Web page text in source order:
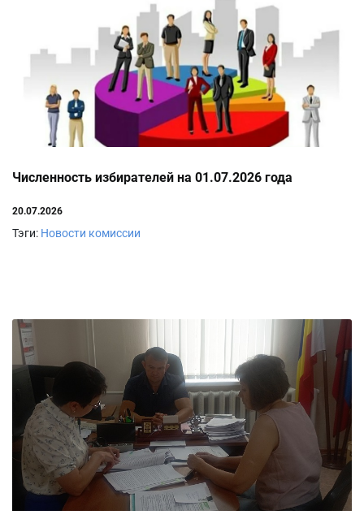
Численность избирателей на 01.07.2026 года
20.07.2026
Тэги: Новости комиссии